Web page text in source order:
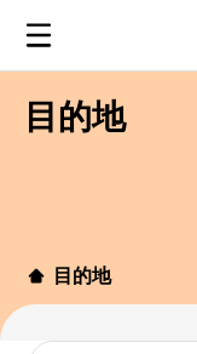
目的地
目的地